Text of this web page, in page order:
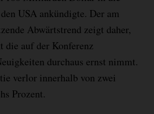
USA ankündigte. Der am
Abwärtstrend zeigt daher,
die auf der Konferenz
durchaus ernst nimmt.
verlor innerhalb von zwei
Prozent.